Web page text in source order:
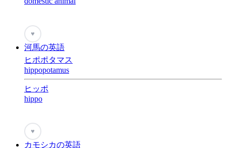
♥
河馬の英語
ヒポポタマス
hippopotamus
ヒッポ
hippo
♥
カモシカの英語